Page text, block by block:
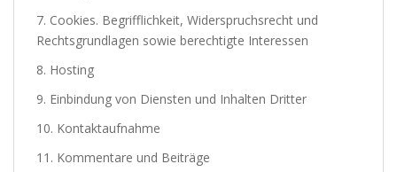
7. Cookies. Begrifflichkeit, Widerspruchsrecht und
Rechtsgrundlagen sowie berechtigte Interessen
8. Hosting
9. Einbindung von Diensten und Inhalten Dritter
10. Kontaktaufnahme
11. Kommentare und Beiträge